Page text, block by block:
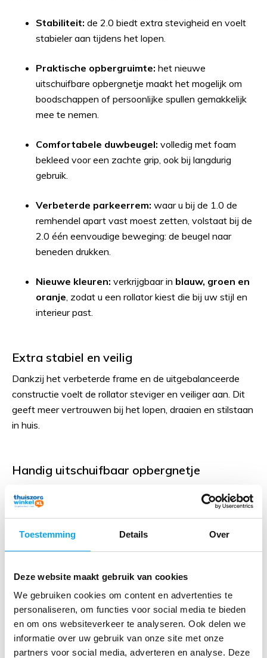
Toestemming Details Over
Deze website maakt gebruik van cookies
We gebruiken cookies om content en advertenties te
personaliseren, om functies voor social media te bieden
en om ons websiteverkeer te analyseren. Ook delen we
informatie over uw gebruik van onze site met onze
partners voor social media, adverteren en analyse. Deze
Stabiliteit: de 2.0 biedt extra stevigheid en voelt
stabieler aan tijdens het lopen.
Praktische opbergruimte: het nieuwe
uitschuifbare opbergnetje maakt het mogelijk om
boodschappen of persoonlijke spullen gemakkelijk
mee te nemen.
Comfortabele duwbeugel: volledig met foam
bekleed voor een zachte grip, ook bij langdurig
gebruik.
Verbeterde parkeerrem: waar u bij de 1.0 de
remhendel apart vast moest zetten, volstaat bij de
2.0 één eenvoudige beweging: de beugel naar
beneden drukken.
Nieuwe kleuren: verkrijgbaar in blauw, groen en
oranje, zodat u een rollator kiest die bij uw stijl en
interieur past.
Extra stabiel en veilig
Dankzij het verbeterde frame en de uitgebalanceerde
constructie voelt de rollator steviger en veiliger aan. Dit
geeft meer vertrouwen bij het lopen, draaien en stilstaan
in huis.
Handig uitschuifbaar opbergnetje
Met het uitschuifbare opbergnetje heeft u altijd een plek
om kleine spullen of boodschappen binnen handbereik te
houden. Het netje is licht, maar toch stevig en eenvoudig
in- en uit te schuiven.
Comfortabele duwbeugel met foam
De duwbeugel is volledig met foam bekleed, waardoor u
geniet van een zachte en ergonomische grip. Dit
vermindert druk op de handen en zorgt voor extra
comfort bij dagelijks gebruik.